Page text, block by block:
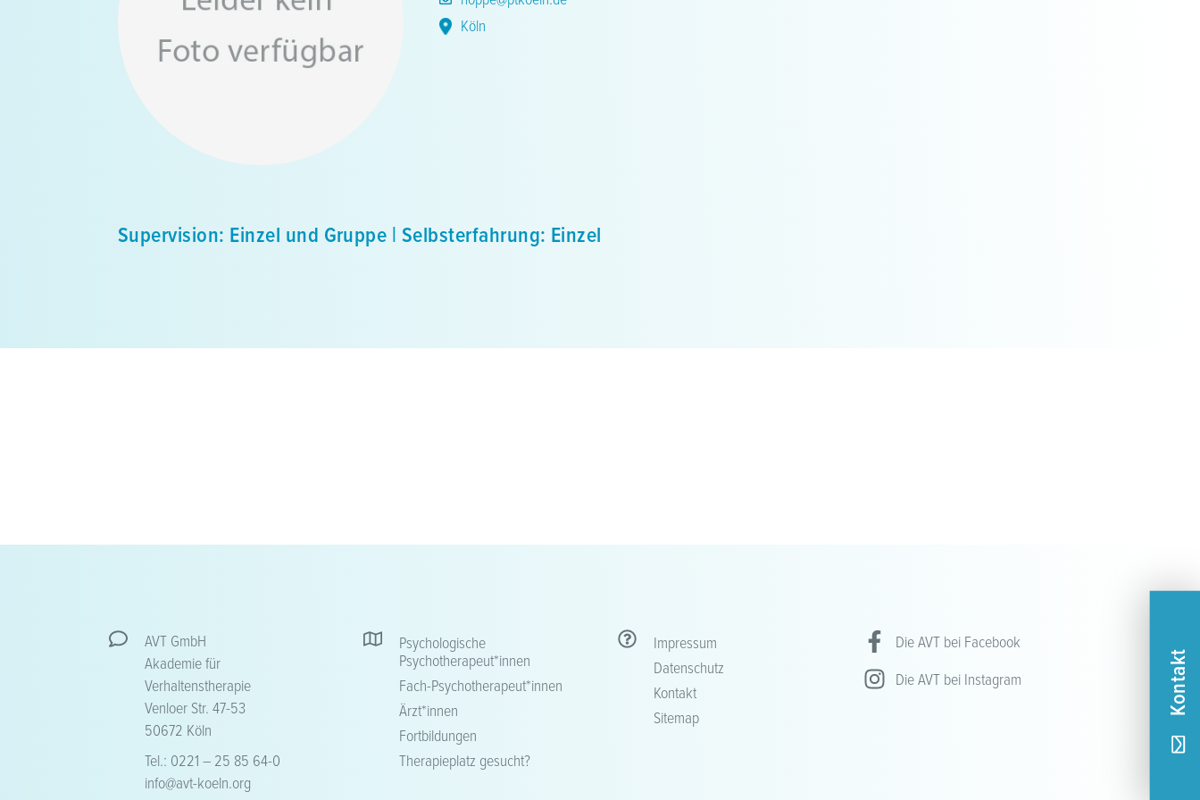
Köln
Supervision: Einzel und Gruppe | Selbsterfahrung: Einzel
AVT GmbH
Akademie für
Verhaltenstherapie
Venloer Str. 47-53
50672 Köln
Tel.: 0221 – 25 85 64-0
info@avt-koeln.org
Psychologische
Psychotherapeut*innen
Fach-Psychotherapeut*innen
Ärzt*innen
Fortbildungen
Therapieplatz gesucht?
Impressum
Datenschutz
Kontakt
Sitemap
Die AVT bei Facebook
Die AVT bei Instagram
Kontakt